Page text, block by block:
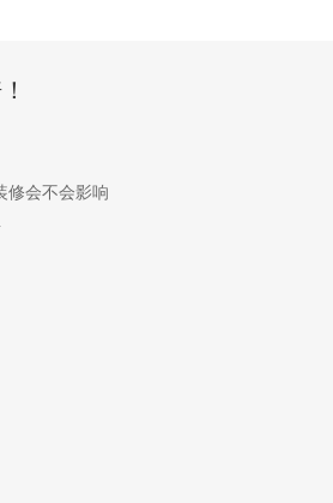
修会不会影响